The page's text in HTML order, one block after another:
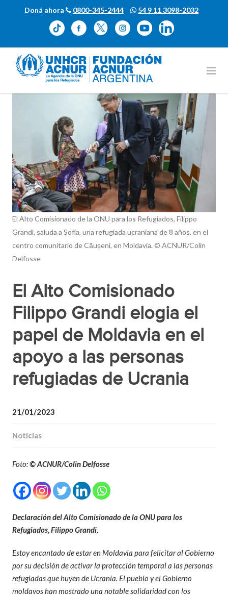
Doná ahora 0800-345-2444 54 9 11 3098-2032
El Alto Comisionado de la ONU para los Refugiados, Filippo
Grandi, saluda a Sofía, una refugiada ucraniana de 8 años, en el
centro comunitario de Căușeni, en Moldavia. © ACNUR/Colin
Delfosse
El Alto Comisionado
Filippo Grandi elogia el
papel de Moldavia en el
apoyo a las personas
refugiadas de Ucrania
21/01/2023
Noticias
Foto:© ACNUR/Colin Delfosse
Declaración del Alto Comisionado de la ONU para los
Refugiados, Filippo Grandi.
Estoy encantado de estar en Moldavia para felicitar al Gobierno
por su decisión de activar la protección temporal a las personas
refugiadas que huyen de Ucrania. El pueblo y el Gobierno
moldavos han mostrado una notable solidaridad con los